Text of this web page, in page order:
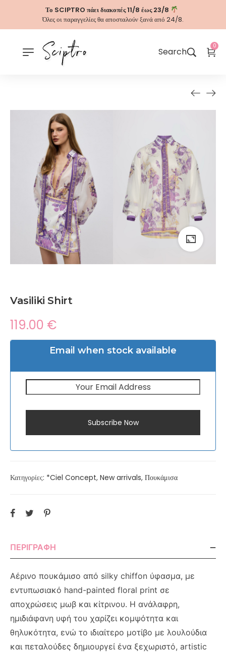
Το SCIPTRO πάει διακοπές 11/8 έως 23/8
Όλες οι παραγγελίες θα αποσταλούν ξανά από 24/8.
Search
0
Vasiliki Shirt
119.00 €
Email when stock available
Subscribe Now
Κατηγορίες: *Ciel Concept, New arrivals, Πουκάμισα
ΠΕΡΙΓΡΑΦΉ
Αέρινο πουκάμισο από silky chiffon ύφασμα, με
εντυπωσιακό hand-painted floral print σε
αποχρώσεις μωβ και κίτρινου. Η ανάλαφρη,
ημιδιάφανη υφή του χαρίζει κομψότητα και
θηλυκότητα, ενώ το ιδιαίτερο μοτίβο με λουλούδια
και πεταλούδες δημιουργεί ένα ξεχωριστό, artistic